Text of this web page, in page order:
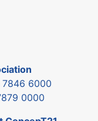
7846 6000
0000